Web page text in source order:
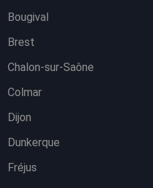
Bougival
Brest
Chalon-sur-Saône
Colmar
Dijon
Dunkerque
Fréjus